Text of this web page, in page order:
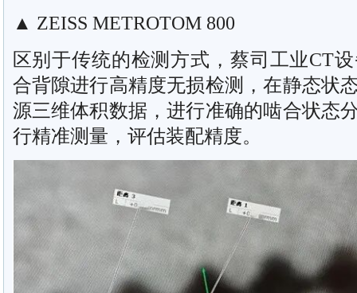
▲ ZEISS METROTOM 800
区别于传统的检测方式，蔡司工业CT
合背隙进行高精度无损检测，在静态状
源三维体积数据，进行准确的啮合状态
行精准测量，评估装配精度。